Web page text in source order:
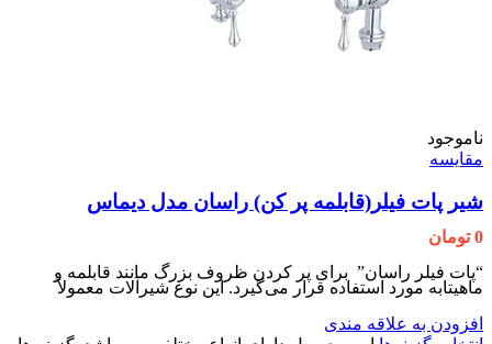
ناموجود
مقایسه
شیر پات فیلر(قابلمه پر کن) راسان مدل دیماس
0 تومان
“پات فیلر راسان” برای پر کردن ظروف بزرگ مانند قابلمه و
ماهیتابه مورد استفاده قرار می‌گیرد. این نوع شیرآلات معمولاً
افزودن به علاقه مندی